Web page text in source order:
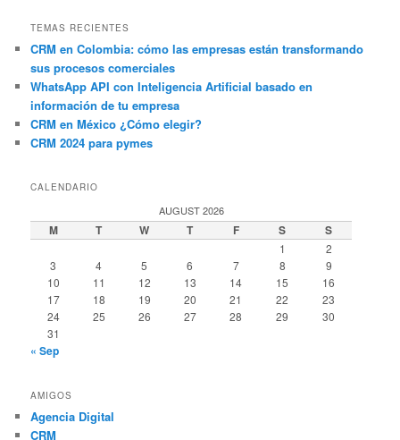
TEMAS RECIENTES
CRM en Colombia: cómo las empresas están transformando
sus procesos comerciales
WhatsApp API con Inteligencia Artificial basado en
información de tu empresa
CRM en México ¿Cómo elegir?
CRM 2024 para pymes
CALENDARIO
AUGUST 2026
M T W T F S S
1
2
3
4 5 6 7 8
9
10
11 12 13 14 15
16
17
18 19 20 21 22
23
24
25 26 27 28 29
30
31
« Sep
AMIGOS
Agencia Digital
CRM